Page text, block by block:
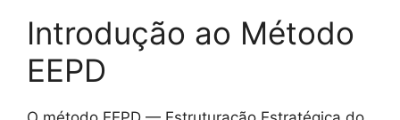
Introdução ao Método
EEPD